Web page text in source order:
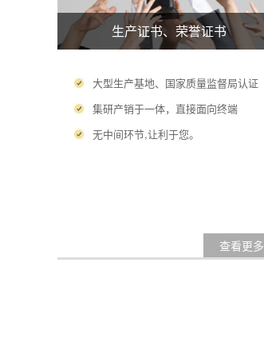
生产证书、荣誉证书
大型生产基地、国家质量监督局认证
集研产销于一体，直接面向终端
无中间环节,让利于您。
查看更多